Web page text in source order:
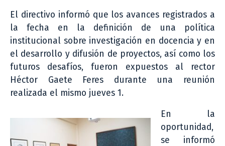
El directivo informó que los avances registrados a
la fecha en la definición de una política
institucional sobre investigación en docencia y en
el desarrollo y difusión de proyectos, así como los
futuros desafíos, fueron expuestos al rector
Héctor Gaete Feres durante una reunión
realizada el mismo jueves 1.
En la
oportunidad,
se informó